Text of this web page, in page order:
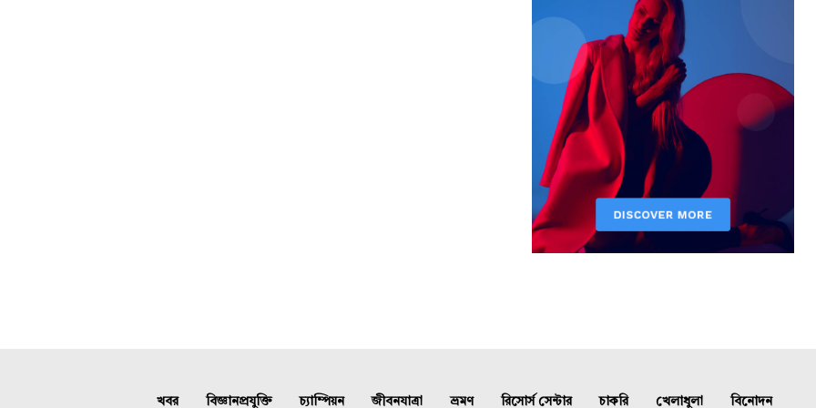
খবর বিজ্ঞানপ্রযুক্তি চ্যাম্পিয়ন জীবনযাত্রা ভ্রমণ রিসোর্স সেন্টার চাকরি খেলাধুলা বিনোদন